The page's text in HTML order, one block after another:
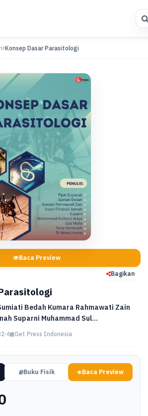
Konsep Dasar Parasitologi
Baca Preview
Bagikan
Bedah Kumara Rahmawati Zain
Suparni Muhammad Sul...
6 Get Press Indonesia
Buku Fisik Baca Preview